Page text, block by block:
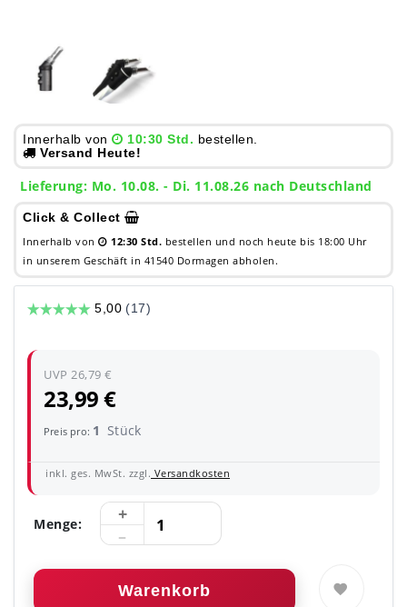
Innerhalb von 10:30 Std. bestellen.
Versand Heute!
Lieferung: Mo. 10.08. - Di. 11.08.26 nach Deutschland
Click & Collect
Innerhalb von 12:30 Std. bestellen und noch heute bis 18:00 Uhr
in unserem Geschäft in 41540 Dormagen abholen.
UVP 26,79 €
23,99 €
Preis pro: 1 Stück
inkl. ges. MwSt. zzgl. Versandkosten
Menge:
Warenkorb